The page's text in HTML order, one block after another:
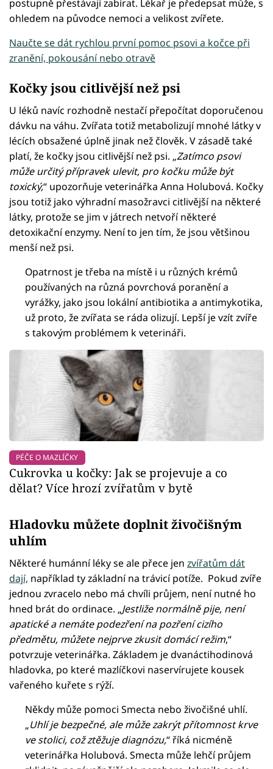
postupně přestávají zabírat. Lékař je předepsat může, s
ohledem na původce nemoci a velikost zvířete.
Naučte se dát rychlou první pomoc psovi a kočce při
zranění, pokousání nebo otravě
Kočky jsou citlivější než psi
U léků navíc rozhodně nestačí přepočítat doporučenou
dávku na váhu. Zvířata totiž metabolizují mnohé látky v
lécích obsažené úplně jinak než člověk. V zásadě také
platí, že kočky jsou citlivější než psi. „Zatímco psovi
může určitý přípravek ulevit, pro kočku může být
toxický,“ upozorňuje veterinářka Anna Holubová. Kočky
jsou totiž jako výhradní masožravci citlivější na některé
látky, protože se jim v játrech netvoří některé
detoxikační enzymy. Není to jen tím, že jsou většinou
menší než psi.
Opatrnost je třeba na místě i u různých krémů
používaných na různá povrchová poranění a
vyrážky, jako jsou lokální antibiotika a antimykotika,
už proto, že zvířata se ráda olizují. Lepší je vzít zvíře
s takovým problémem k veterináři.
PÉČE O MAZLÍČKY
Cukrovka u kočky: Jak se projevuje a co
dělat? Více hrozí zvířatům v bytě
Hladovku můžete doplnit živočišným
uhlím
Některé humánní léky se ale přece jen zvířatům dát
dají, například ty základní na trávicí potíže. Pokud zvíře
jednou zvracelo nebo má chvíli průjem, není nutné ho
hned brát do ordinace. „Jestliže normálně pije, není
apatické a nemáte podezření na pozření cizího
předmětu, můžete nejprve zkusit domácí režim,“
potvrzuje veterinářka. Základem je dvanáctihodinová
hladovka, po které mazlíčkovi naservírujete kousek
vařeného kuřete s rýží.
Někdy může pomoci Smecta nebo živočišné uhlí.
„Uhlí je bezpečné, ale může zakrýt přítomnost krve
ve stolici, což ztěžuje diagnózu,“ říká nicméně
veterinářka Holubová. Smecta může lehčí průjem